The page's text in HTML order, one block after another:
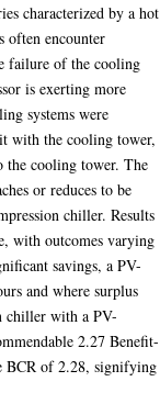
characterized by a hot
often encounter
failure of the cooling
is exerting more
systems were
with the cooling tower,
the cooling tower. The
or reduces to be
chiller. Results
with outcomes varying
savings, a PV-
and where surplus
chiller with a PV-
2.27 Benefit-
BCR of 2.28, signifying